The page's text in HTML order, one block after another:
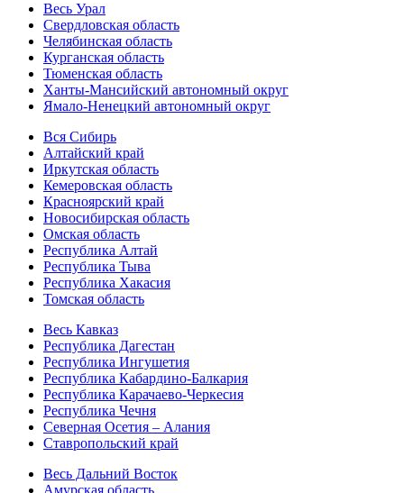
Весь Урал
Свердловская область
Челябинская область
Курганская область
Тюменская область
Ханты-Мансийский автономный округ
Ямало-Ненецкий автономный округ
Вся Сибирь
Алтайский край
Иркутская область
Кемеровская область
Красноярский край
Новосибирская область
Омская область
Республика Алтай
Республика Тыва
Республика Хакасия
Томская область
Весь Кавказ
Республика Дагестан
Республика Ингушетия
Республика Кабардино-Балкария
Республика Карачаево-Черкесия
Республика Чечня
Северная Осетия – Алания
Ставропольский край
Весь Дальний Восток
Амурская область